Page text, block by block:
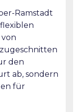
Ramstadt
den
ab, sondern
für